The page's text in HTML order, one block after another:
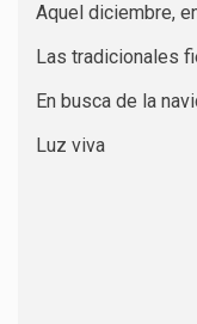
Aquel diciembre,
Las tradicionales
En busca de la
Luz viva